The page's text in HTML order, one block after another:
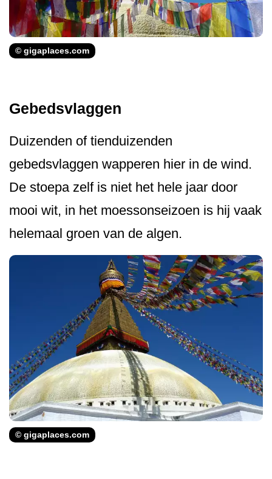
© gigaplaces.com
Gebedsvlaggen
Duizenden of tienduizenden
gebedsvlaggen wapperen hier in de wind.
De stoepa zelf is niet het hele jaar door
mooi wit, in het moessonseizoen is hij vaak
helemaal groen van de algen.
© gigaplaces.com